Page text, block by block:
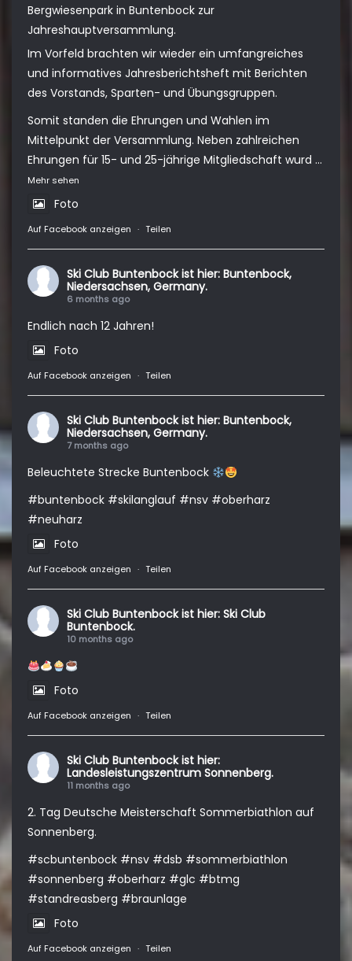
Bergwiesenpark in Buntenbock zur
Jahreshauptversammlung.
Im Vorfeld brachten wir wieder ein umfangreiches
und informatives Jahresberichtsheft mit Berichten
des Vorstands, Sparten- und Übungsgruppen.
Somit standen die Ehrungen und Wahlen im
Mittelpunkt der Versammlung. Neben zahlreichen
Ehrungen für 15- und 25-jährige Mitgliedschaft wurd ...
Mehr sehen
Foto
Auf Facebook anzeigen · Teilen
Ski Club Buntenbock ist hier: Buntenbock,
Niedersachsen, Germany.
6 months ago
Endlich nach 12 Jahren!
Foto
Auf Facebook anzeigen · Teilen
Ski Club Buntenbock ist hier: Buntenbock,
Niedersachsen, Germany.
7 months ago
Beleuchtete Strecke Buntenbock
#buntenbock #skilanglauf #nsv #oberharz
#neuharz
Foto
Auf Facebook anzeigen · Teilen
Ski Club Buntenbock ist hier: Ski Club
Buntenbock.
10 months ago
Foto
Auf Facebook anzeigen · Teilen
Ski Club Buntenbock ist hier:
Landesleistungszentrum Sonnenberg.
11 months ago
2. Tag Deutsche Meisterschaft Sommerbiathlon auf
Sonnenberg.
#scbuntenbock #nsv #dsb #sommerbiathlon
#sonnenberg #oberharz #glc #btmg
#standreasberg #braunlage
Foto
Auf Facebook anzeigen · Teilen